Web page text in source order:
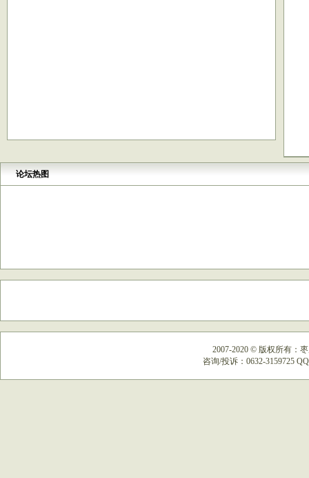
论坛热图
2007-2020 ©版权所有：枣
咨询/投诉：0632-3159725